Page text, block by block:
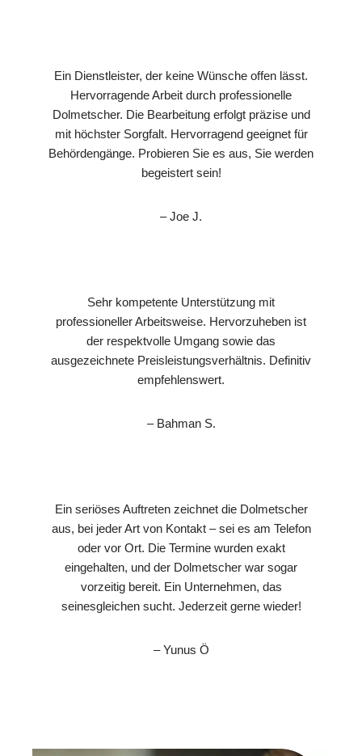
Ein Dienstleister, der keine Wünsche offen lässt.
Hervorragende Arbeit durch professionelle
Dolmetscher. Die Bearbeitung erfolgt präzise und
mit höchster Sorgfalt. Hervorragend geeignet für
Behördengänge. Probieren Sie es aus, Sie werden
begeistert sein!
– Joe J.
Sehr kompetente Unterstützung mit
professioneller Arbeitsweise. Hervorzuheben ist
der respektvolle Umgang sowie das
ausgezeichnete Preisleistungsverhältnis. Definitiv
empfehlenswert.
– Bahman S.
Ein seriöses Auftreten zeichnet die Dolmetscher
aus, bei jeder Art von Kontakt – sei es am Telefon
oder vor Ort. Die Termine wurden exakt
eingehalten, und der Dolmetscher war sogar
vorzeitig bereit. Ein Unternehmen, das
seinesgleichen sucht. Jederzeit gerne wieder!
– Yunus Ö